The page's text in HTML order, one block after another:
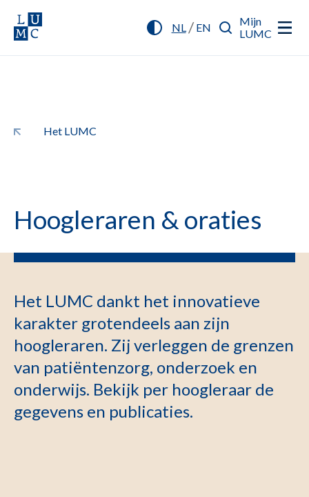
NL/ EN
Mijn
LUMC
Het LUMC
Hoogleraren & oraties
Het LUMC dankt het innovatieve
karakter grotendeels aan zijn
hoogleraren. Zij verleggen de grenzen
van patiëntenzorg, onderzoek en
onderwijs. Bekijk per hoogleraar de
gegevens en publicaties.